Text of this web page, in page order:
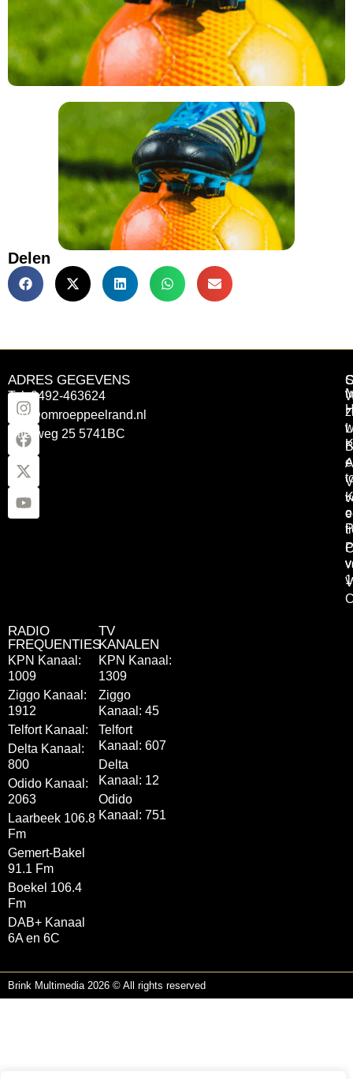
Delen
ADRES GEGEVENS
Tel: 0492-463624
info@omroeppeelrand.nl
Otterweg 25 5741BC
RADIO
FREQUENTIES
KPN Kanaal:
1009
Ziggo Kanaal:
1912
Telfort Kanaal:
Delta Kanaal:
800
Odido Kanaal:
2063
Laarbeek 106.8
Fm
Gemert-Bakel
91.1 Fm
Boekel 106.4
Fm
DAB+ Kanaal
6A en 6C
TV
KANALEN
KPN Kanaal:
1309
Ziggo
Kanaal: 45
Telfort
Kanaal: 607
Delta
Kanaal: 12
Odido
Kanaal: 751
Brink Multimedia 2026 © All rights reserved